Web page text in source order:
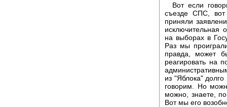
Вот если
съезде СПС,
приняли
исключительная
на выборах в
Раз мы
правда, может
реагировать на
из "Яблока"
говорим. Но
можно, знаете,
Вот мы его